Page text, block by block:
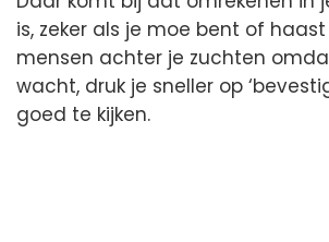
is, zeker als je moe bent of haast
mensen achter je zuchten
wacht, druk je sneller op
goed te kijken.